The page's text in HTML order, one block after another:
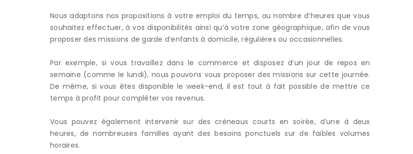
Nous adaptons nos propositions à votre emploi du temps, au nombre d’heures que vous
souhaitez effectuer, à vos disponibilités ainsi qu’à votre zone géographique, afin de vous
proposer des missions de garde d’enfants à domicile, régulières ou occasionnelles.
Par exemple, si vous travaillez dans le commerce et disposez d’un jour de repos en
semaine (comme le lundi), nous pouvons vous proposer des missions sur cette journée.
De même, si vous êtes disponible le week-end, il est tout à fait possible de mettre ce
temps à profit pour compléter vos revenus.
Vous pouvez également intervenir sur des créneaux courts en soirée, d’une à deux
heures, de nombreuses familles ayant des besoins ponctuels sur de faibles volumes
horaires.
Adresse
12 A rue du Patis Tatelin,
Horaires
d'ouverture
02 99 63 94